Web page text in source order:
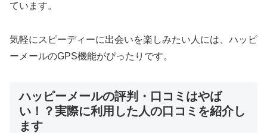
ています。
気軽にスピーディーに出会いを楽しみたい人には、ハッピ
ーメールのGPS機能がぴったりです。
ハッピーメールの評判・口コミはやば
い！？実際に利用した人の口コミを紹介し
ます